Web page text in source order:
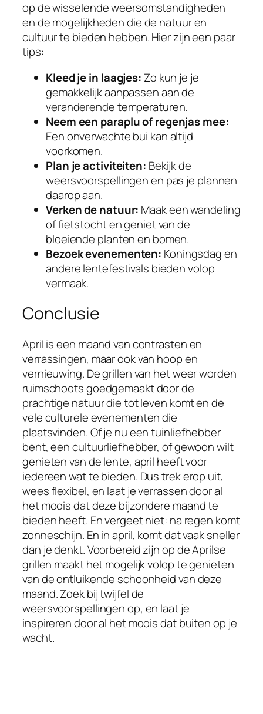
op de wisselende weersomstandigheden
en de mogelijkheden die de natuur en
cultuur te bieden hebben. Hier zijn een paar
tips:
Kleed je in laagjes: Zo kun je je
gemakkelijk aanpassen aan de
veranderende temperaturen.
Neem een paraplu of regenjas mee:
Een onverwachte bui kan altijd
voorkomen.
Plan je activiteiten: Bekijk de
weersvoorspellingen en pas je plannen
daarop aan.
Verken de natuur: Maak een wandeling
of fietstocht en geniet van de
bloeiende planten en bomen.
Bezoek evenementen: Koningsdag en
andere lentefestivals bieden volop
vermaak.
Conclusie
April is een maand van contrasten en
verrassingen, maar ook van hoop en
vernieuwing. De grillen van het weer worden
ruimschoots goedgemaakt door de
prachtige natuur die tot leven komt en de
vele culturele evenementen die
plaatsvinden. Of je nu een tuinliefhebber
bent, een cultuurliefhebber, of gewoon wilt
genieten van de lente, april heeft voor
iedereen wat te bieden. Dus trek erop uit,
wees flexibel, en laat je verrassen door al
het moois dat deze bijzondere maand te
bieden heeft. En vergeet niet: na regen komt
zonneschijn. En in april, komt dat vaak sneller
dan je denkt. Voorbereid zijn op de Aprilse
grillen maakt het mogelijk volop te genieten
van de ontluikende schoonheid van deze
maand. Zoek bij twijfel de
weersvoorspellingen op, en laat je
inspireren door al het moois dat buiten op je
wacht.